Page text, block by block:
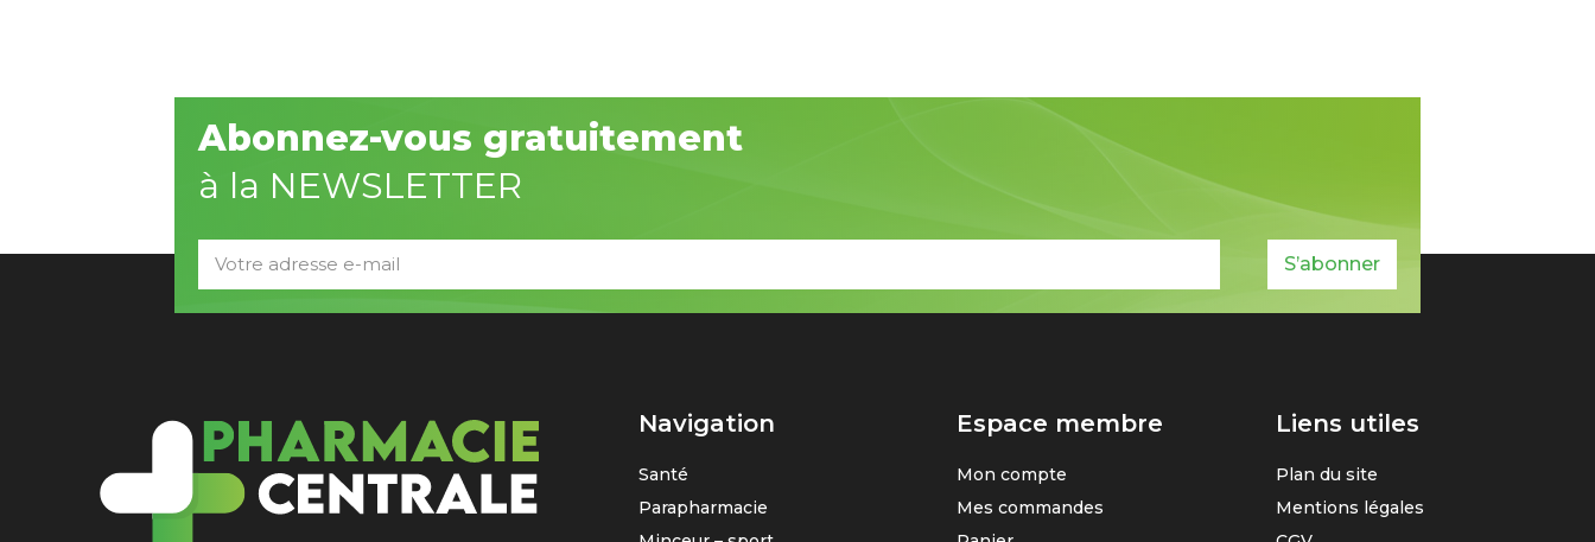
Abonnez-vous gratuitement
à la NEWSLETTER
S’abonner
Navigation
Santé
Parapharmacie
Espace membre
Mon compte
Mes commandes
Liens utiles
Plan du site
Mentions légales